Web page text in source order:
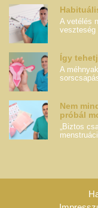
A vetélés
veszteség
Így
A
Nem
próbál
„Biztos